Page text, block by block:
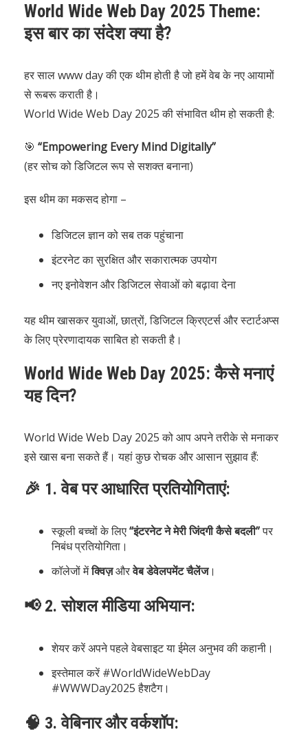
World Wide Web Day 2025 Theme:
इस बार का संदेश क्या है?
हर साल www day की एक थीम होती है जो हमें वेब के नए आयामों
से रूबरू कराती है।
World Wide Web Day 2025 की संभावित थीम हो सकती है:
🎯 “Empowering Every Mind Digitally”
(हर सोच को डिजिटल रूप से सशक्त बनाना)
इस थीम का मकसद होगा –
डिजिटल ज्ञान को सब तक पहुंचाना
इंटरनेट का सुरक्षित और सकारात्मक उपयोग
नए इनोवेशन और डिजिटल सेवाओं को बढ़ावा देना
यह थीम खासकर युवाओं, छात्रों, डिजिटल क्रिएटर्स और स्टार्टअप्स
के लिए प्रेरणादायक साबित हो सकती है।
World Wide Web Day 2025: कैसे मनाएं
यह दिन?
World Wide Web Day 2025 को आप अपने तरीके से मनाकर
इसे खास बना सकते हैं। यहां कुछ रोचक और आसान सुझाव हैं:
🎉 1. वेब पर आधारित प्रतियोगिताएं:
स्कूली बच्चों के लिए“इंटरनेट ने मेरी जिंदगी कैसे बदली”पर
निबंध प्रतियोगिता।
कॉलेजों मेंक्विज़औरवेब डेवेलपमेंट चैलेंज।
📢 2. सोशल मीडिया अभियान:
शेयर करें अपने पहले वेबसाइट या ईमेल अनुभव की कहानी।
इस्तेमाल करें #WorldWideWebDay
#WWWDay2025 हैशटैग।
🧠 3. वेबिनार और वर्कशॉप: